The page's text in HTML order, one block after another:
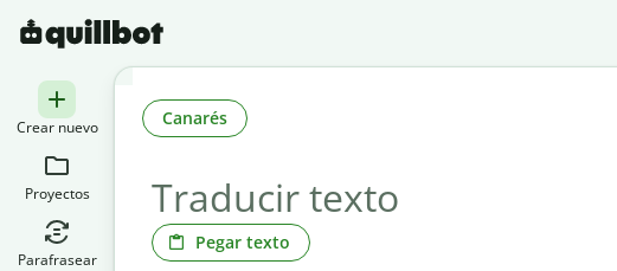
Crear nuevo
Proyectos
Parafrasear
Pegar texto
Canarés